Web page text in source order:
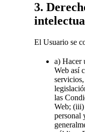
3.
El Usuario se
a) Hacer
Web así
las
Web;
personal